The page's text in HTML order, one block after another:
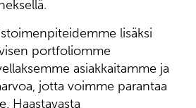
lisäksi
portfoliomme
asiakkaitamme ja
jotta voimme parantaa
Haastavasta